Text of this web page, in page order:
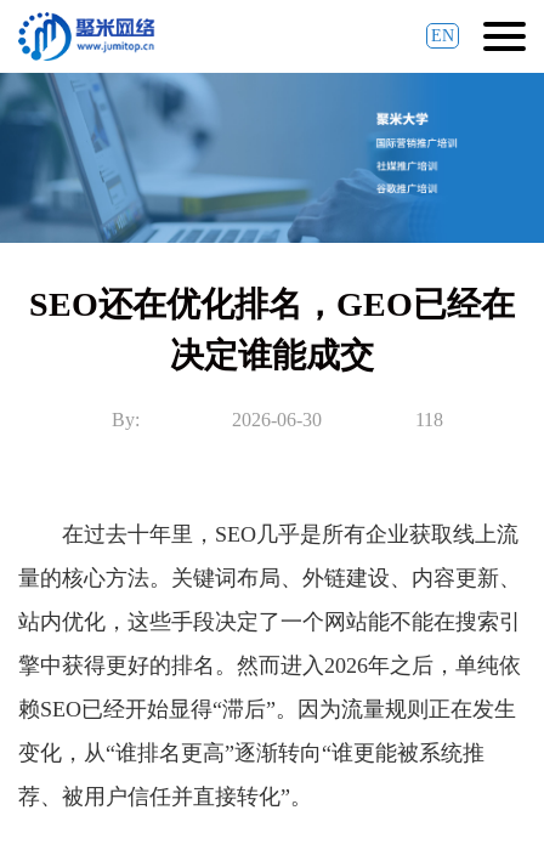
EN
SEO还在优化排名，GEO已经在
决定谁能成交
By: 2026-06-30 118
在过去十年里，SEO几乎是所有企业获取线上流
量的核心方法。关键词布局、外链建设、内容更新、
站内优化，这些手段决定了一个网站能不能在搜索引
擎中获得更好的排名。然而进入2026年之后，单纯依
赖SEO已经开始显得“滞后”。因为流量规则正在发生
变化，从“谁排名更高”逐渐转向“谁更能被系统推
荐、被用户信任并直接转化”。